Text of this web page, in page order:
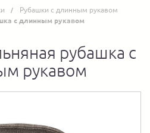
Рубашки с длинным рукавом
с длинным рукавом
рубашка с
рукавом